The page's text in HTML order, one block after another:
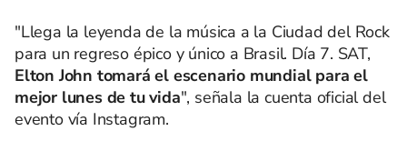
"Llega la leyenda de la música a la Ciudad del Rock
para un regreso épico y único a Brasil. Día 7. SAT,
Elton John tomará el escenario mundial para el
mejor lunes de tu vida", señala la cuenta oficial del
evento vía Instagram.